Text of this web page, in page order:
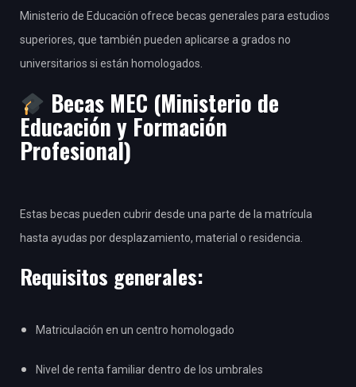
Ministerio de Educación ofrece becas generales para estudios
superiores, que también pueden aplicarse a grados no
universitarios si están homologados.
Becas MEC (Ministerio de
Educación y Formación
Profesional)
Estas becas pueden cubrir desde una parte de la matrícula
hasta ayudas por desplazamiento, material o residencia.
Requisitos generales:
Matriculación en un centro homologado
Nivel de renta familiar dentro de los umbrales